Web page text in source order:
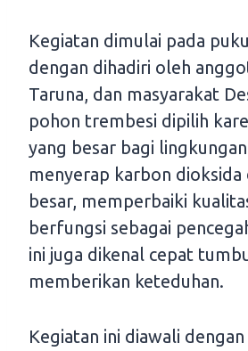
Kegiatan dimulai pada
dengan dihadiri oleh
Taruna, dan masyarakat
pohon trembesi dipilih
yang besar bagi
menyerap karbon dioksida
besar, memperbaiki
berfungsi sebagai
ini juga dikenal cepat
memberikan keteduhan.
Kegiatan ini diawali